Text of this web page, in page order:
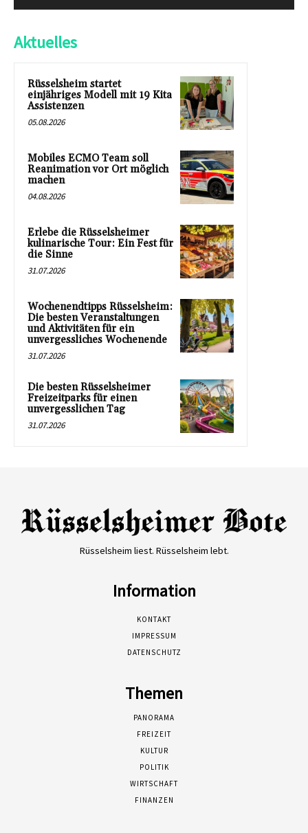
Aktuelles
Rüsselsheim startet
einjähriges Modell mit 19 Kita
Assistenzen
05.08.2026
Mobiles ECMO Team soll
Reanimation vor Ort möglich
machen
04.08.2026
Erlebe die Rüsselsheimer
kulinarische Tour: Ein Fest für
die Sinne
31.07.2026
Wochenendtipps Rüsselsheim:
Die besten Veranstaltungen
und Aktivitäten für ein
unvergessliches Wochenende
31.07.2026
Die besten Rüsselsheimer
Freizeitparks für einen
unvergesslichen Tag
31.07.2026
Rüsselsheim liest. Rüsselsheim lebt.
Information
KONTAKT
IMPRESSUM
DATENSCHUTZ
Themen
PANORAMA
FREIZEIT
KULTUR
POLITIK
WIRTSCHAFT
FINANZEN